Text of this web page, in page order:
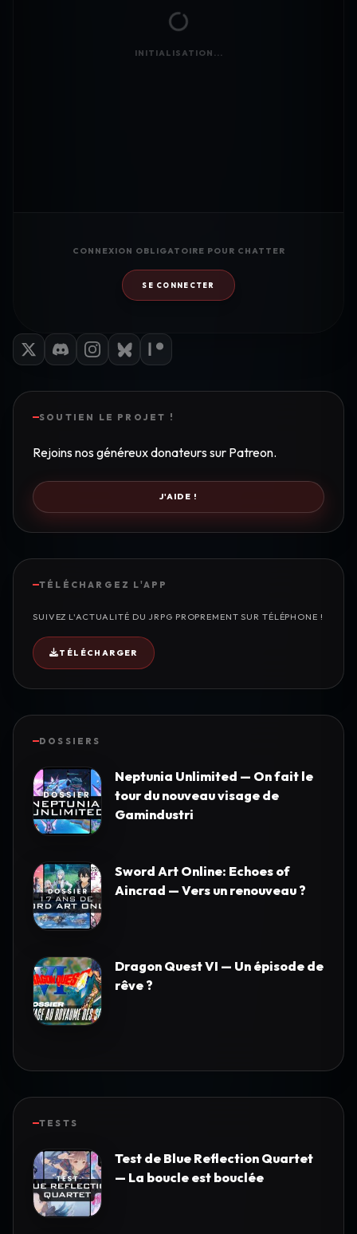
INITIALISATION...
CONNEXION OBLIGATOIRE POUR CHATTER
SE CONNECTER
SOUTIEN LE PROJET !
Rejoins nos généreux donateurs sur Patreon.
J'AIDE !
TÉLÉCHARGEZ L'APP
SUIVEZ L'ACTUALITÉ DU JRPG PROPREMENT SUR TÉLÉPHONE !
TÉLÉCHARGER
DOSSIERS
Neptunia Unlimited — On fait le
tour du nouveau visage de
Gamindustri
Sword Art Online: Echoes of
Aincrad — Vers un renouveau ?
Dragon Quest VI — Un épisode de
rêve ?
TESTS
Test de Blue Reflection Quartet
— La boucle est bouclée